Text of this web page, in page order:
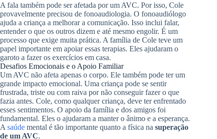
A fala também pode ser afetada por um AVC. Por isso, Cole
provavelmente precisou de fonoaudiologia. O fonoaudiólogo
ajuda a criança a melhorar a comunicação. Isso inclui falar,
entender o que os outros dizem e até mesmo engolir. É um
processo que exige muita prática. A família de Cole teve um
papel importante em apoiar essas terapias. Eles ajudaram o
garoto a fazer os exercícios em casa.
Desafios Emocionais e o Apoio Familiar
Um AVC não afeta apenas o corpo. Ele também pode ter um
grande impacto emocional. Uma criança pode se sentir
frustrada, triste ou com raiva por não conseguir fazer o que
fazia antes. Cole, como qualquer criança, deve ter enfrentado
esses sentimentos. O apoio da família e dos amigos foi
fundamental. Eles o ajudaram a manter o ânimo e a esperança.
A saúde mental é tão importante quanto a física na superação
de um AVC.